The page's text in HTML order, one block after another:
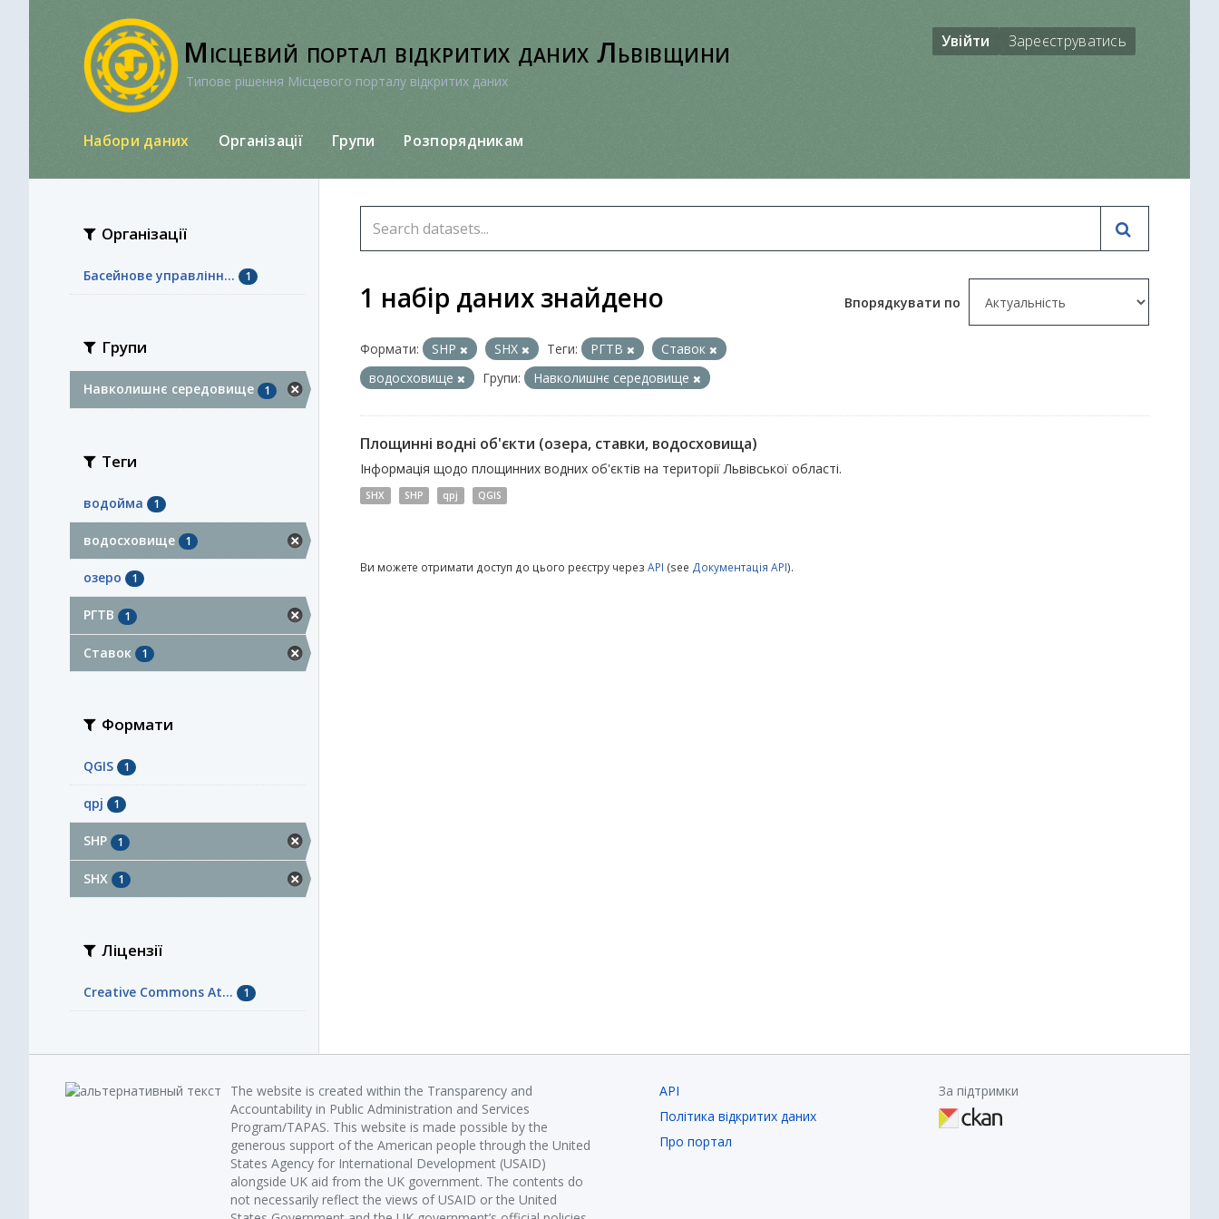
Місцевий портал відкритих даних Львівщини
Типове рішення Місцевого порталу відкритих даних
Увійти Зареєструватись
Набори даних Організації Групи Розпорядникам
Організації
Басейнове управлінн... 1
Групи
Навколишнє середовище 1
Теги
водойма 1
водосховище 1
озеро 1
РГТВ 1
Ставок 1
Формати
QGIS 1
qpj 1
SHP 1
SHX 1
Ліцензії
Creative Commons At... 1
Впорядкувати по
1 набір даних знайдено
Формати: SHP SHX Теги: РГТВ
Ставок
водосховище
Групи: Навколишнє середовище
Площинні водні об'єкти (озера, ставки, водосховища)
Інформація щодо площинних водних об'єктів на території Львівської області.
SHX SHP qpj QGIS
Ви можете отримати доступ до цього реєстру через API (see Документація API).
The website is created within the Transparency and
Accountability in Public Administration and Services
Program/TAPAS. This website is made possible by the
generous support of the American people through the United
States Agency for International Development (USAID)
alongside UK aid from the UK government. The contents do
not necessarily reflect the views of USAID or the United
API
Політика відкритих даних
Про портал
За підтримки